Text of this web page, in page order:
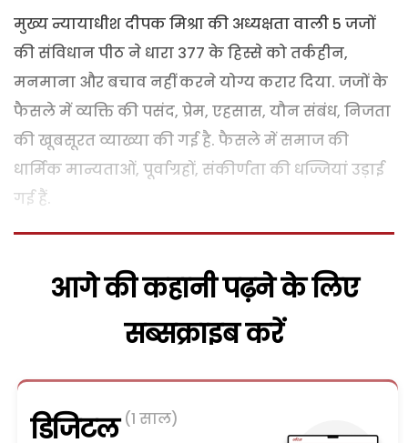
मुख्य न्यायाधीश दीपक मिश्रा की अध्यक्षता वाली 5 जजों
की संविधान पीठ ने धारा 377 के हिस्से को तर्कहीन,
मनमाना और बचाव नहीं करने योग्य करार दिया. जजों के
फैसले में व्यक्ति की पसंद, प्रेम, एहसास, यौन संबंध, निजता
की खूबसूरत व्याख्या की गई है. फैसले में समाज की
धार्मिक मान्यताओं, पूर्वाग्रहों, संकीर्णता की धज्जियां उड़ाई
गई हैं.
आगे की कहानी पढ़ने के लिए
सब्सक्राइब करें
डिजिटल (1 साल)